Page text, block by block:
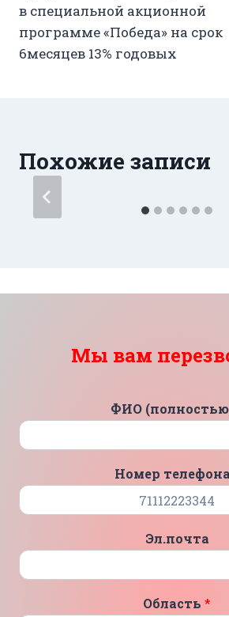
в специальной акционной
программе «Победа» на срок
6месяцев 13% годовых
Похожие записи
Мы вам
ФИО
Номер телефона
Эл.почта
Область *